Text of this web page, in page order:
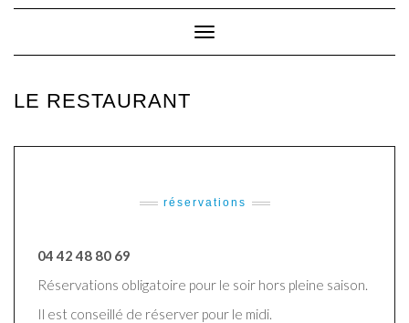
Toggle Navigation
LE RESTAURANT
réservations
04 42 48 80 69
Réservations obligatoire pour le soir hors pleine saison.
Il est conseillé de réserver pour le midi.